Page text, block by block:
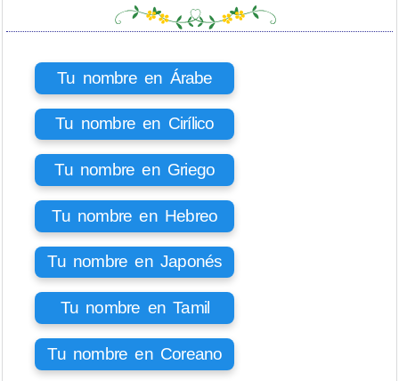
Tu nombre en Árabe
Tu nombre en Cirílico
Tu nombre en Griego
Tu nombre en Hebreo
Tu nombre en Japonés
Tu nombre en Tamil
Tu nombre en Coreano